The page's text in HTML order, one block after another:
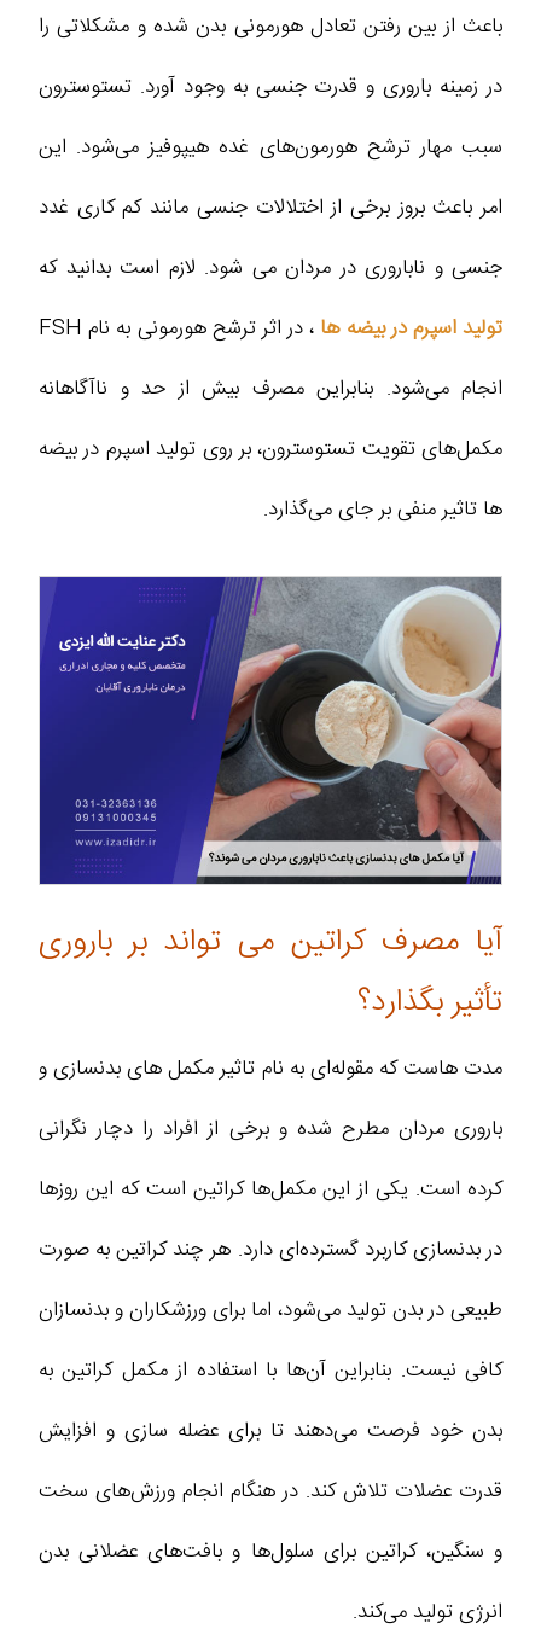
باعث از بین رفتن تعادل هورمونی بدن شده و مشکلاتی را
در زمینه باروری و قدرت جنسی به وجود آورد. تستوسترون
سبب مهار ترشح هورمون‌های غده هیپوفیز می‌شود. این
امر باعث بروز برخی از اختلالات جنسی مانند کم کاری غدد
جنسی و ناباروری در مردان می‌ شود. لازم است بدانید که
تولید اسپرم در بیضه‌ ها
، در اثر ترشح هورمونی به نام FSH
انجام می‌شود. بنابراین مصرف بیش از حد و ناآگاهانه
مکمل‌های تقویت تستوسترون، بر روی تولید اسپرم در بیضه‌
ها تاثیر منفی بر جای می‌گذارد.
آیا مصرف کراتین می ‌تواند بر باروری
تأثیر بگذارد؟
مدت‌ هاست که مقوله‌ای به نام تاثیر مکمل های بدنسازی و
باروری مردان مطرح شده و برخی از افراد را دچار نگرانی
کرده است. یکی از این مکمل‌ها کراتین است که این روزها
در بدنسازی کاربرد گسترده‌ای دارد. هر چند کراتین به صورت
طبیعی در بدن تولید می‌شود، اما برای ورزشکاران و بدنسازان
کافی نیست. بنابراین آن‌ها با استفاده از مکمل کراتین به
بدن خود فرصت می‌دهند تا برای عضله سازی و افزایش
قدرت عضلات تلاش کند. در هنگام انجام ورزش‌های سخت
و سنگین، کراتین برای سلول‌ها و بافت‌های عضلانی بدن
انرژی تولید می‌کند.